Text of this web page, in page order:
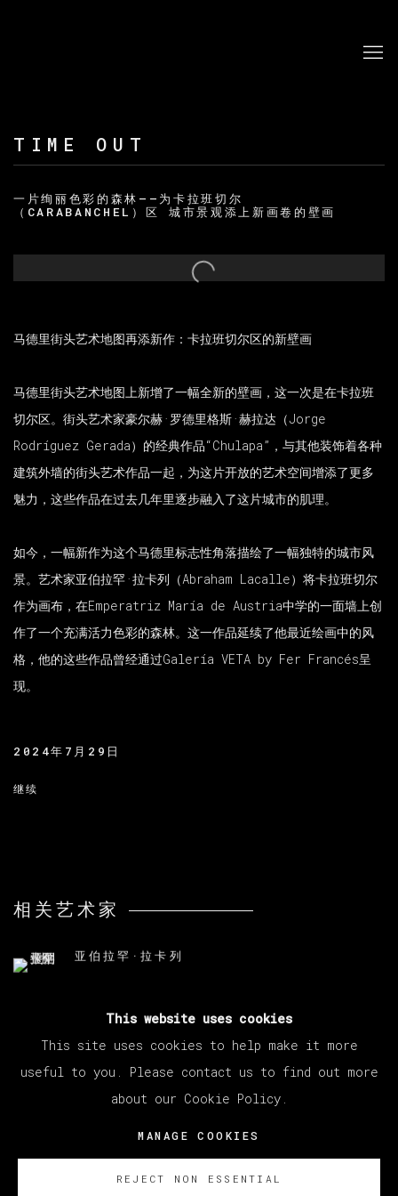
TIME OUT
一片绚丽色彩的森林——为卡拉班切尔
（CARABANCHEL）区 城市景观添上新画卷的壁画
Open a larger version of the following image in a
马德里街头艺术地图再添新作：卡拉班切尔区的新壁画
马德里街头艺术地图上新增了一幅全新的壁画，这一次是在卡拉班
切尔区。街头艺术家豪尔赫·罗德里格斯·赫拉达（Jorge
Rodríguez Gerada）的经典作品“Chulapa”，与其他装饰着各种
建筑外墙的街头艺术作品一起，为这片开放的艺术空间增添了更多
魅力，这些作品在过去几年里逐步融入了这片城市的肌理。
如今，一幅新作为这个马德里标志性角落描绘了一幅独特的城市风
景。艺术家亚伯拉罕·拉卡列（Abraham Lacalle）将卡拉班切尔
作为画布，在Emperatriz María de Austria中学的一面墙上创
作了一个充满活力色彩的森林。这一作品延续了他最近绘画中的风
格，他的这些作品曾经通过Galería VETA by Fer Francés呈
现。
2024年7月29日
继续
相关艺术家
亚伯拉罕·拉卡列
版权 2026 VETA GALERIA
This website uses cookies
This site uses cookies to help make it more
useful to you. Please contact us to find out more
about our Cookie Policy.
MANAGE COOKIES
REJECT NON ESSENTIAL